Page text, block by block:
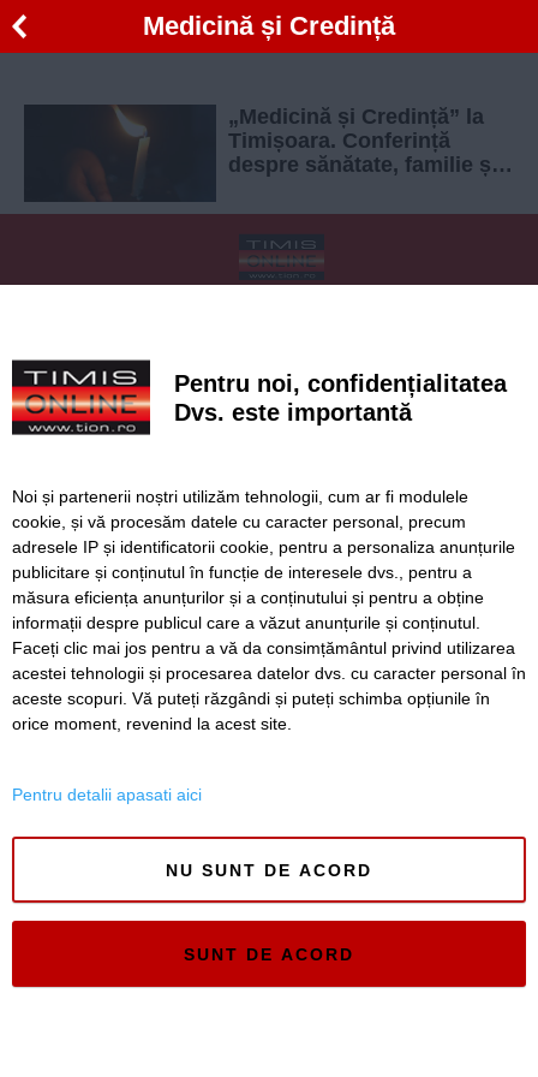
Medicină și Credință
„Medicină și Credință” la
Timișoara. Conferință
despre sănătate, familie și
liberă
Politica de confidentialitate
Regulament postare și moderare comentarii
Timiș Online
ISSN 3008-2323
ISSN-L 3008-2323
Pentru noi, confidențialitatea
Dvs. este importantă
Noi și partenerii noștri utilizăm tehnologii, cum ar fi modulele
cookie, și vă procesăm datele cu caracter personal, precum
adresele IP și identificatorii cookie, pentru a personaliza anunțurile
publicitare și conținutul în funcție de interesele dvs., pentru a
măsura eficiența anunțurilor și a conținutului și pentru a obține
informații despre publicul care a văzut anunțurile și conținutul.
Faceți clic mai jos pentru a vă da consimțământul privind utilizarea
acestei tehnologii și procesarea datelor dvs. cu caracter personal în
aceste scopuri. Vă puteți răzgândi și puteți schimba opțiunile în
orice moment, revenind la acest site.
Pentru detalii apasati aici
NU SUNT DE ACORD
SUNT DE ACORD